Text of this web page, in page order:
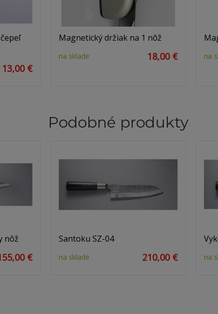
13,00 €
Magnetický držiak na 1 nôž
na sklade 18,00 € na
Podobné produkty
nôž
€
Santoku SZ-04
na sklade 210,00 € na